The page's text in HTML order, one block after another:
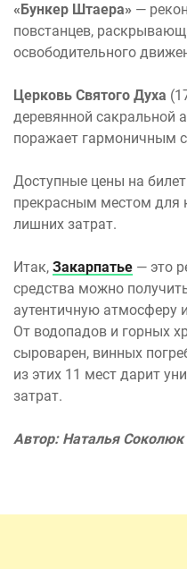
«Бункер Штаера» —
повстанцев,
освободительного
Церковь Святого Духа
деревянной сакральной
поражает гармоничным
Доступные цены на
прекрасным местом для
лишних затрат.
Итак, Закарпатье — это
средства можно
аутентичную атмосферу
От водопадов и горных
сыроварен, винных
из этих 11 мест дарит
затрат.
Автор: Наталья Соколюк